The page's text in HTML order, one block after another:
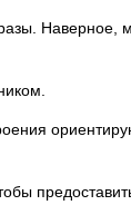
Наверное,